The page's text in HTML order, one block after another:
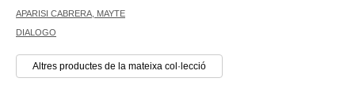
APARISI CABRERA, MAYTE
DIALOGO
Altres productes de la mateixa col·lecció